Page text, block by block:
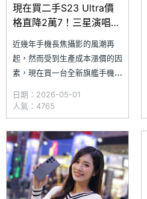
現在買二手S23 Ultra價
格直降2萬7！三星演唱會
手機通路5月最新均價一
次看
近幾年手機長焦攝影的風潮再
起，然而受到生產成本漲價的因
素，現在買一台全新旗艦手機的
果你也想體驗長焦攝影的樂趣，
現在回頭購買二手旗艦也是不錯
的選擇，其中來自三星的
SAMSUNG Galaxy S23 Ultra
不僅搭載 10 倍光學長焦鏡頭，
日常表現也很全面，且根據 S
日期：2026-05-01
人氣：4765